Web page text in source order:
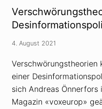
r
P
u
c
h
e
n
e
h
u
n
g
d
e
D
e
m
o
k
r
4. August 2021
Verschwörungstheorien
einer
sich Andreas
Magazin «voxeurop»